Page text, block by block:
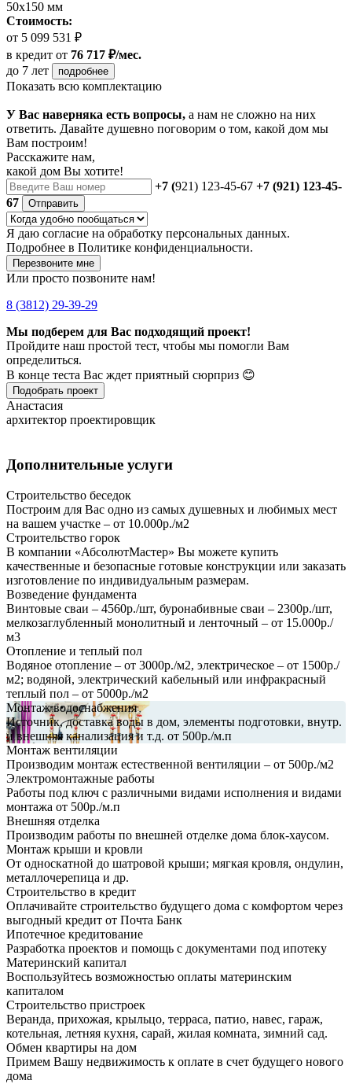
50х150 мм
Стоимость:
от 5 099 531 ₽
в кредит от 76 717 ₽/мес.
до 7 лет
подробнее
Показать всю комплектацию
У Вас наверняка есть вопросы, а нам не сложно на них
ответить. Давайте душевно поговорим о том, какой дом мы
Вам построим!
Расскажите нам,
какой дом Вы хотите!
+7 (921) 123-45-67 +7 (921) 123-45-
67
Отправить
Я даю согласие на обработку персональных данных.
Подробнее в Политике конфиденциальности.
Перезвоните мне
Или просто позвоните нам!
8 (3812) 29-39-29
Мы подберем для Вас подходящий проект!
Пройдите наш простой тест, чтобы мы помогли Вам
определиться.
В конце теста Вас ждет приятный сюрприз 😊
Подобрать проект
Анастасия
архитектор проектировщик
Дополнительные услуги
Строительство беседок
Построим для Вас одно из самых душевных и любимых мест
на вашем участке – от 10.000р./м2
Строительство горок
В компании «АбсолютМастер» Вы можете купить
качественные и безопасные готовые конструкции или заказать
изготовление по индивидуальным размерам.
Возведение фундамента
Винтовые сваи – 4560р./шт, буронабивные сваи – 2300р./шт,
мелкозаглубленный монолитный и ленточный – от 15.000р./
м3
Отопление и теплый пол
Водяное отопление – от 3000р./м2, электрическое – от 1500р./
м2; водяной, электрический кабельный или инфракрасный
теплый пол – от 5000р./м2
Монтаж водоснабжения
Источник, доставка воды в дом, элементы подготовки, внутр.
и внешняя канализация и т.д. от 500р./м.п
Монтаж вентиляции
Производим монтаж естественной вентиляции – от 500р./м2
Электромонтажные работы
Работы под ключ с различными видами исполнения и видами
монтажа от 500р./м.п
Внешняя отделка
Производим работы по внешней отделке дома блок-хаусом.
Монтаж крыши и кровли
От односкатной до шатровой крыши; мягкая кровля, ондулин,
металлочерепица и др.
Строительство в кредит
Оплачивайте строительство будущего дома с комфортом через
выгодный кредит от Почта Банк
Ипотечное кредитование
Разработка проектов и помощь с документами под ипотеку
Материнский капитал
Воспользуйтесь возможностью оплаты материнским
капиталом
Строительство пристроек
Веранда, прихожая, крыльцо, терраса, патио, навес, гараж,
котельная, летняя кухня, сарай, жилая комната, зимний сад.
Обмен квартиры на дом
Примем Вашу недвижимость к оплате в счет будущего нового
дома